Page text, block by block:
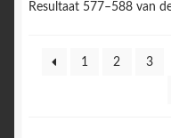
Resultaat 577–588 van
1 2 3